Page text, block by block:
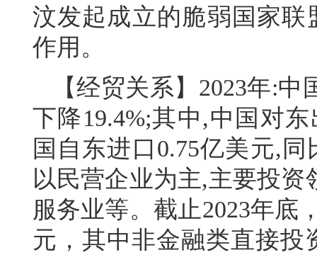
汶发起成立的脆弱国家联
作用。
【经贸关系】2023年:
下降19.4%;其中,中国对
国自东进口0.75亿美元,
以民营企业为主,主要投
服务业等。截止2023年底
元，其中非金融类直接投